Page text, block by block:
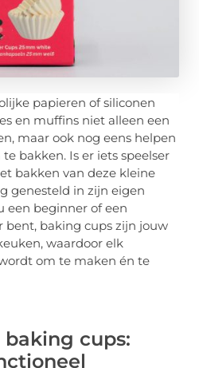
papieren of siliconen
en muffins niet alleen een
maar ook nog eens helpen
bakken. Is er iets speelser
bakken van deze kleine
genesteld in zijn eigen
een beginner of een
baking cups zijn jouw
waardoor elk
om te maken én te
cups: